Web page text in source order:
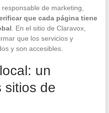
de marketing,
que cada página tiene
. En el sitio de Claravox,
que los servicios y
y son accesibles.
un
sitios de